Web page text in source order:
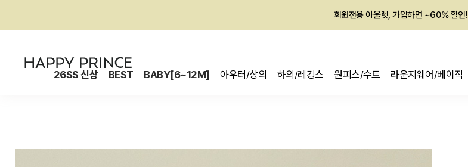
회원전용 아울렛, 가입하면 ~60% 할인!
26SS 신상 BEST BABY[6~12M] 아우터/상의 하의/레깅스 원피스/수트 라운지웨어/베이직